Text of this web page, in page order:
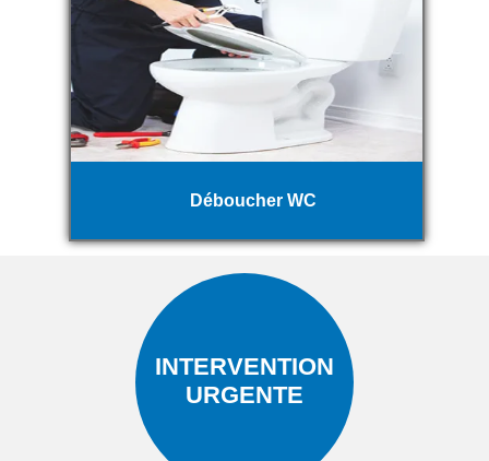
Déboucher WC
INTERVENTION
URGENTE